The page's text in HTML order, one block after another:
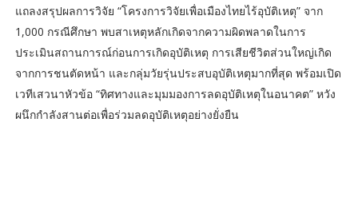
แถลงสรุปผลการวิจัย “โครงการวิจัยเพื่อเมืองไทยไร้อุบัติเหตุ” จาก
1,000 กรณีศึกษา พบสาเหตุหลักเกิดจากความผิดพลาดในการ
ประเมินสถานการณ์ก่อนการเกิดอุบัติเหตุ การเสียชีวิตส่วนใหญ่เกิด
จากการชนตัดหน้า และกลุ่มวัยรุ่นประสบอุบัติเหตุมากที่สุด พร้อมเปิด
เวทีเสวนาหัวข้อ “ทิศทางและมุมมองการลดอุบัติเหตุในอนาคต” หวัง
ผนึกกำลังสานต่อเพื่อร่วมลดอุบัติเหตุอย่างยั่งยืน